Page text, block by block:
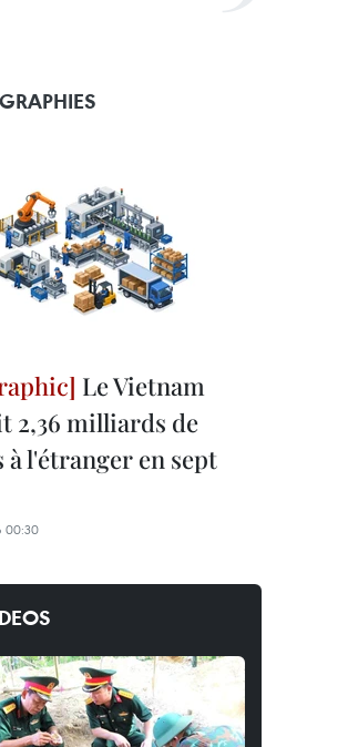
Le Vietnam
2,36 milliards de
à l'étranger en sept
00:30